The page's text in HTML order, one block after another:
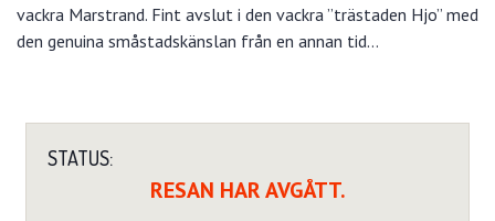
vackra Marstrand. Fint avslut i den vackra ”trästaden Hjo” med
den genuina småstadskänslan från en annan tid…
STATUS:
RESAN HAR AVGÅTT.